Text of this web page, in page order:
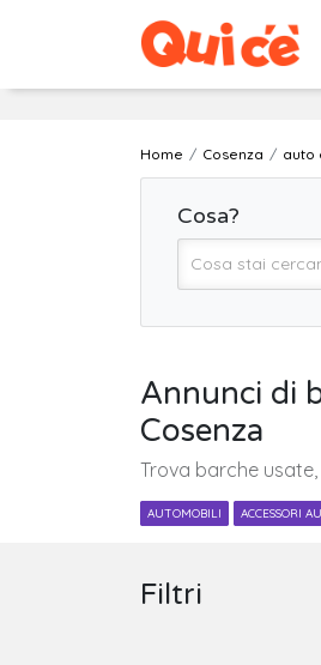
Home Cosenza auto
Cosa?
Annunci di
Cosenza
Trova barche
AUTOMOBILI ACCESSORI
Filtri